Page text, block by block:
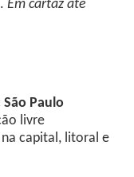
Em cartaz até
São Paulo
livre
na capital, litoral e